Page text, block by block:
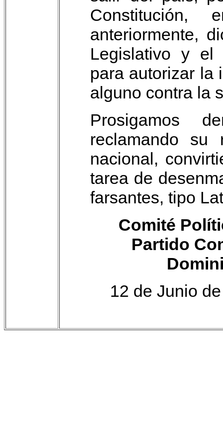
anteriormente,
Legislativo y el
para autorizar la
alguno contra la
Prosigamos
reclamando su
nacional,
tarea de
farsantes, tipo
Comité
Partido
12 de Junio